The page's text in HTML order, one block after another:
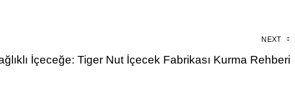
NEXT
İçeceğe: Tiger Nut İçecek Fabrikası Kurma Rehberi